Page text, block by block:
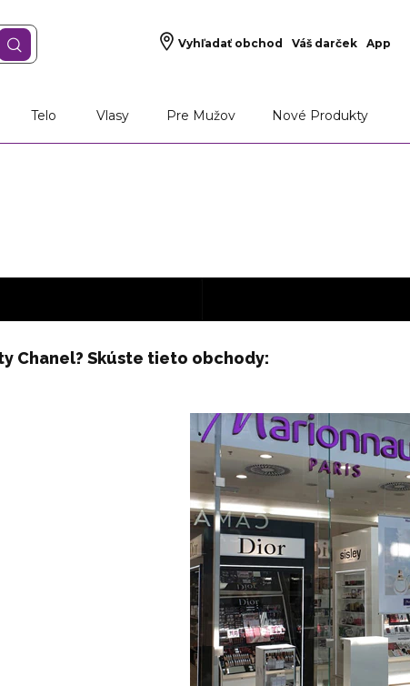
Vyhľadať obchod Váš darček App
Telo Vlasy Pre Mužov Nové Produkty
Chanel? Skúste tieto obchody: